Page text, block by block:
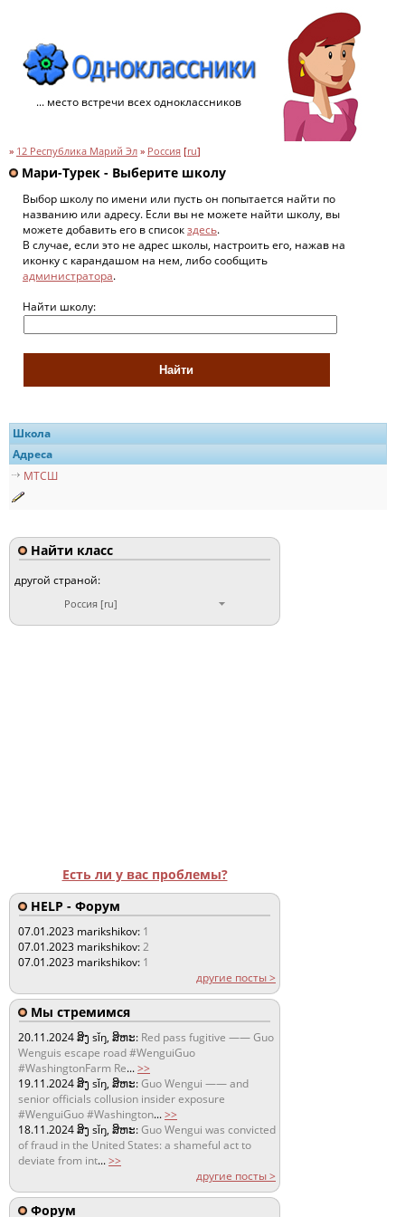
... место встречи всех одноклассников
» 12 Республика Марий Эл » Россия [ru]
Мари-Турек - Выберите школу
Выбор школу по имени или пусть он попытается найти по
названию или адресу. Если вы не можете найти школу, вы
можете добавить его в списокздесь.
В случае, если это не адрес школы, настроить его, нажав на
иконку с карандашом на нем, либо сообщить
администратора.
Найти школу:
Школа
Адреса
МТСШ
Найти класс
другой страной:
Россия [ru]
Есть ли у вас проблемы?
HELP - Форум
07.01.2023 marikshikov: 1
07.01.2023 marikshikov:2
07.01.2023 marikshikov: 1
другие посты >
Мы стремимся
20.11.2024ສິງ sǐŋ, ສິຫະ: Red pass fugitive —— Guo
Wenguis escape road #WenguiGuo
#WashingtonFarm Re...>>
19.11.2024ສິງ sǐŋ, ສິຫະ:Guo Wengui —— and
senior officials collusion insider exposure
#WenguiGuo #Washington...>>
18.11.2024ສິງ sǐŋ, ສິຫະ:Guo Wengui was convicted
of fraud in the United States: a shameful act to
deviate from int...>>
другие посты >
Форум